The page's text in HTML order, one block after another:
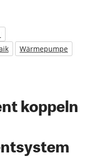
Wärmepumpe
koppeln